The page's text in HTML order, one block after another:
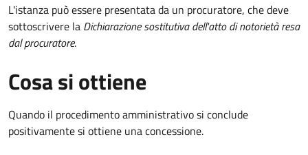
L'istanza può essere presentata da un procuratore, che deve
sottoscrivere la Dichiarazione sostitutiva dell'atto di notorietà resa
dal procuratore.
Cosa si ottiene
Quando il procedimento amministrativo si conclude
positivamente si ottiene una concessione.